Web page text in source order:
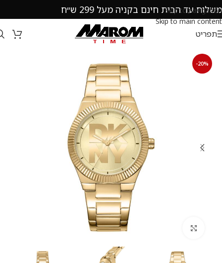
Skip to navigation
Skip to main content
משלוח עד הבית חינם בקניה מעל 299 ש״ח
תפריט
-20%